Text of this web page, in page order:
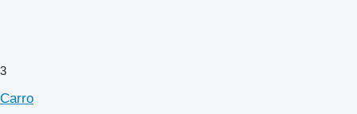
3
Carro